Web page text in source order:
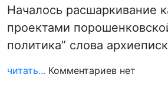
Началось расшаркивание
проектами
политика” слова
читать... Комментариев нет